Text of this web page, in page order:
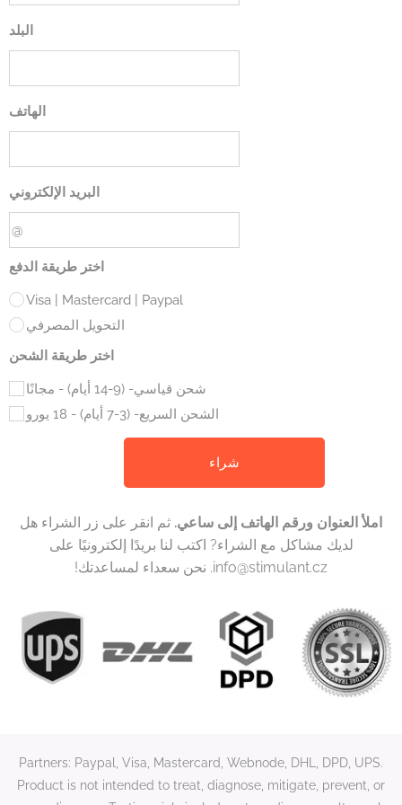
البلد
الهاتف
البريد الإلكتروني
اختر طريقة الدفع
Visa | Mastercard | Paypal
التحويل المصرفي
اختر طريقة الشحن
شحن قياسي- (9-14 أيام) - مجانًا
الشحن السريع- (3-7 أيام) - 18 يورو
شراء
املأ العنوان ورقم الهاتف إلى ساعي. ثم انقر على زر الشراء هل
لديك مشاكل مع الشراء? اكتب لنا بريدًا إلكترونيًا على
info@stimulant.cz. نحن سعداء لمساعدتك!
Partners: Paypal, Visa, Mastercard, Webnode, DHL, DPD, UPS.
Product is not intended to treat, diagnose, mitigate, prevent, or